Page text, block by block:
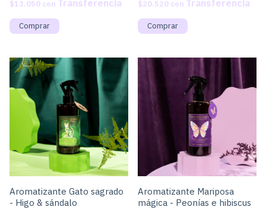
$13.050 con $20.520 con
Aromatizante Gato sagrado
- Higo & sándalo
Aromatizante Mariposa
mágica - Peonías e hibiscus